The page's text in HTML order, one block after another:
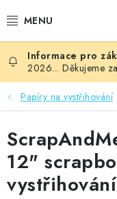
na
NOVINKY
HURÁ DÍLNA
VŠECHNO ZBOŽÍ
KNIHAŘSKÝ
2026... Děkujeme
Papíry na vystřihování
12"